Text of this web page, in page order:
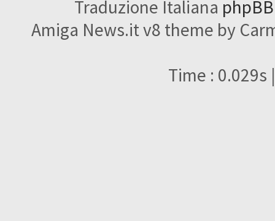
Traduzione Italiana
Amiga News.it v8 theme by
Time : 0.029s